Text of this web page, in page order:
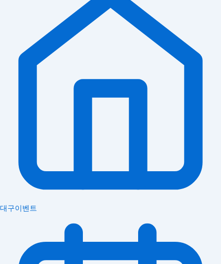
대구이벤트